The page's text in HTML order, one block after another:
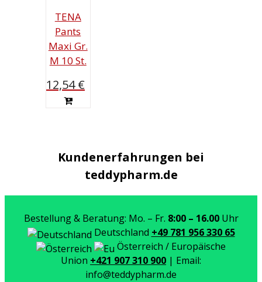
TENA
Pants
Maxi Gr.
M 10 St.
12,54€
Kundenerfahrungen bei
teddypharm.de
Bestellung & Beratung: Mo. – Fr. 8:00 – 16.00Uhr
Deutschland +49 781 956 330 65
Österreich / Europäische
Union +421 907 310 900 | Email:
info@teddypharm.de